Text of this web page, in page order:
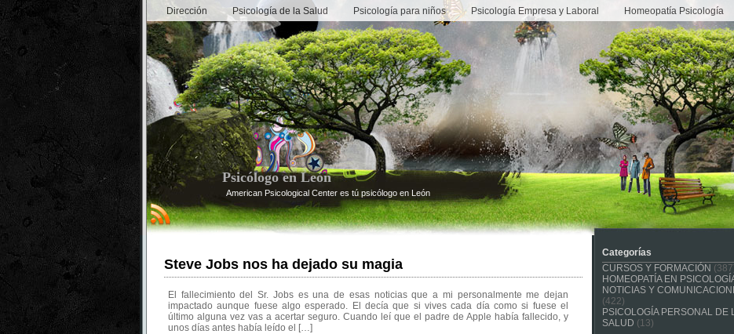
Dirección Psicología de la Salud Psicología para niños Psicología Empresa y Laboral Homeopatía Psicología
Psicólogo en León
American Psicological Center es tú psicólogo en León
Steve Jobs nos ha dejado su magia
El fallecimiento del Sr. Jobs es una de esas noticias que a mi personalmente me dejan
impactado aunque fuese algo esperado. El decía que si vives cada día como si fuese el
último alguna vez vas a acertar seguro. Cuando leí que el padre de Apple había fallecido, y
unos días antes había leído el […]
Categorías
CURSOS Y FORMACIÓN
HOMEOPATÍA EN
NOTICIAS Y
(422)
PSICOLOGÍA PERSONAL DE
SALUD (13)